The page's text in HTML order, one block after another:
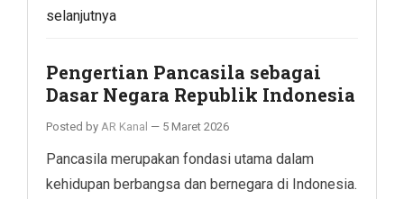
selanjutnya
Pengertian Pancasila sebagai
Dasar Negara Republik Indonesia
Posted by AR Kanal — 5 Maret 2026
Pancasila merupakan fondasi utama dalam
kehidupan berbangsa dan bernegara di Indonesia.